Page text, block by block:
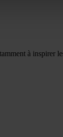
à inspirer